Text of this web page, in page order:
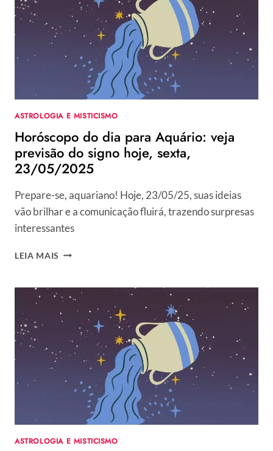
PREVISÃO
DO
SIGNO
SÁBADO,
24/05/2025
ASTROLOGIA E MISTICISMO
Horóscopo do dia para Aquário: veja
previsão do signo hoje, sexta,
23/05/2025
Prepare-se, aquariano! Hoje, 23/05/25, suas ideias
vão brilhar e a comunicação fluirá, trazendo surpresas
interessantes
LEIA MAIS HORÓSCOPO
PARA
AQUÁRIO:
VEJA
PREVISÃO
DO
SIGNO
SEXTA,
23/05/2025
ASTROLOGIA E MISTICISMO